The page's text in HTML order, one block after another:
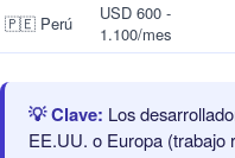
🇵🇪 Perú
USD 600 -
1.100/mes
💡 Clave: Los
EE.UU. o Europa (trabajo